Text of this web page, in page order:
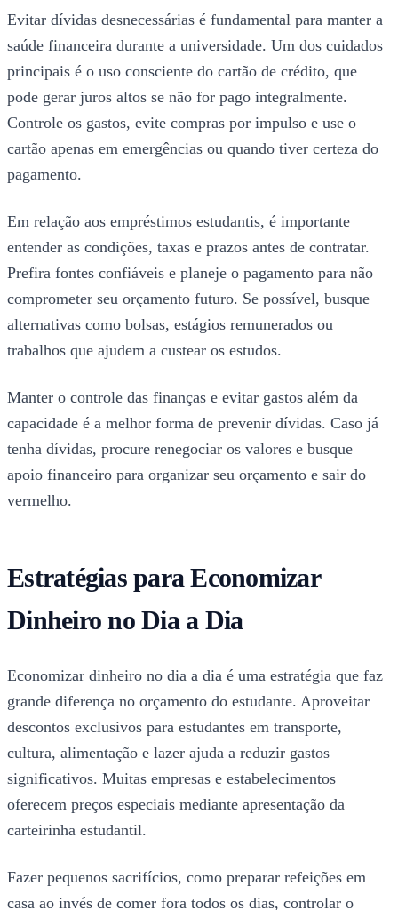
Evitar dívidas desnecessárias é fundamental para manter a
saúde financeira durante a universidade. Um dos cuidados
principais é o uso consciente do cartão de crédito, que
pode gerar juros altos se não for pago integralmente.
Controle os gastos, evite compras por impulso e use o
cartão apenas em emergências ou quando tiver certeza do
pagamento.
Em relação aos empréstimos estudantis, é importante
entender as condições, taxas e prazos antes de contratar.
Prefira fontes confiáveis e planeje o pagamento para não
comprometer seu orçamento futuro. Se possível, busque
alternativas como bolsas, estágios remunerados ou
trabalhos que ajudem a custear os estudos.
Manter o controle das finanças e evitar gastos além da
capacidade é a melhor forma de prevenir dívidas. Caso já
tenha dívidas, procure renegociar os valores e busque
apoio financeiro para organizar seu orçamento e sair do
vermelho.
Estratégias para Economizar
Dinheiro no Dia a Dia
Economizar dinheiro no dia a dia é uma estratégia que faz
grande diferença no orçamento do estudante. Aproveitar
descontos exclusivos para estudantes em transporte,
cultura, alimentação e lazer ajuda a reduzir gastos
significativos. Muitas empresas e estabelecimentos
oferecem preços especiais mediante apresentação da
carteirinha estudantil.
Fazer pequenos sacrifícios, como preparar refeições em
casa ao invés de comer fora todos os dias, controlar o